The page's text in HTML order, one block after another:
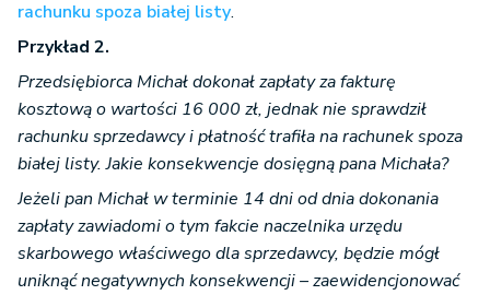
rachunku spoza białej listy.
Przykład 2.
Przedsiębiorca Michał dokonał zapłaty za fakturę
kosztową o wartości 16 000 zł, jednak nie sprawdził
rachunku sprzedawcy i płatność trafiła na rachunek spoza
białej listy. Jakie konsekwencje dosięgną pana Michała?
Jeżeli pan Michał w terminie 14 dni od dnia dokonania
zapłaty zawiadomi o tym fakcie naczelnika urzędu
skarbowego właściwego dla sprzedawcy, będzie mógł
uniknąć negatywnych konsekwencji – zaewidencjonować